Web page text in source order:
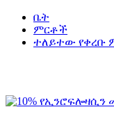
ቤት
ምርቶች
ተለይተው የቀረቡ